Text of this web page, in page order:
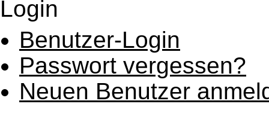
Login
Benutzer-Login
Passwort vergessen?
Neuen Benutzer